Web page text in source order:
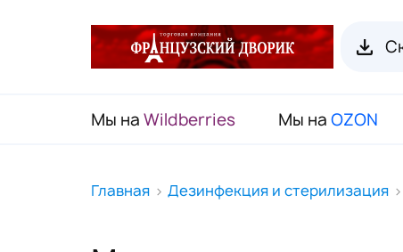
Мы на Wildberries Мы на OZON
RENI Каталог товаров
Главная Дезинфекция и стерилизация